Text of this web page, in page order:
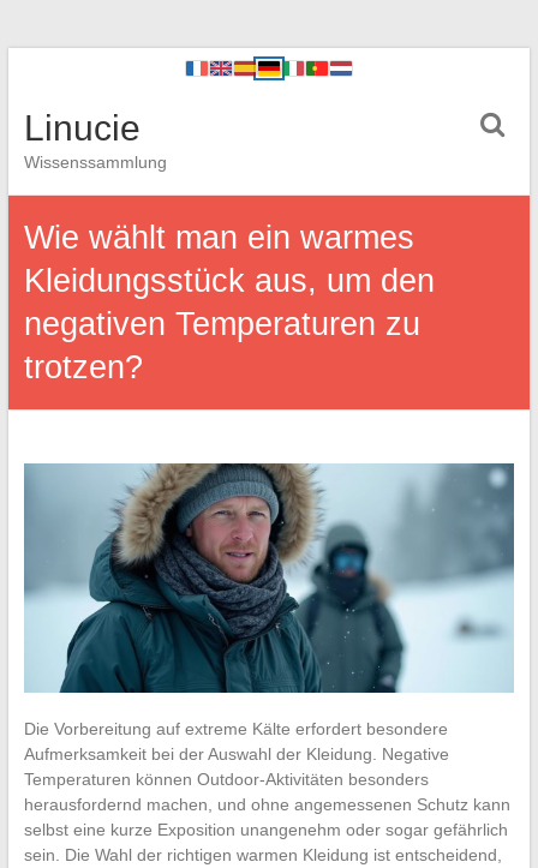
Linucie
Wissenssammlung
Wie wählt man ein warmes
Kleidungsstück aus, um den
negativen Temperaturen zu
trotzen?
Die Vorbereitung auf extreme Kälte erfordert besondere
Aufmerksamkeit bei der Auswahl der Kleidung. Negative
Temperaturen können Outdoor-Aktivitäten besonders
herausfordernd machen, und ohne angemessenen Schutz kann
selbst eine kurze Exposition unangenehm oder sogar gefährlich
sein. Die Wahl der richtigen warmen Kleidung ist entscheidend,